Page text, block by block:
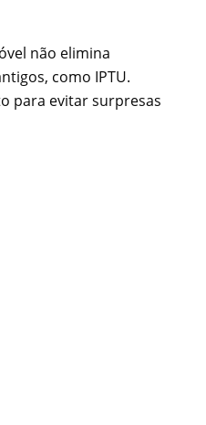
não elimina
como IPTU.
para evitar surpresas